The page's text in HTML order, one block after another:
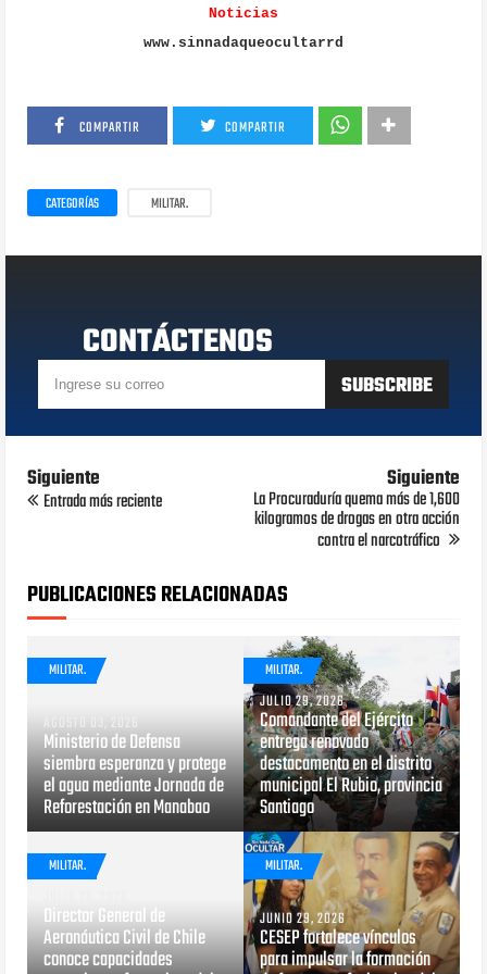
Noticias
www.sinnadaqueocultarrd
COMPARTIR COMPARTIR
CATEGORÍAS MILITAR.
CONTÁCTENOS
Siguiente
Entrada más reciente
Siguiente
La Procuraduría quema más de 1,600
kilogramos de drogas en otra acción
contra el narcotráfico
PUBLICACIONES RELACIONADAS
MILITAR.
AGOSTO 03, 2026
Ministerio de Defensa
siembra esperanza y protege
el agua mediante Jornada de
Reforestación en Manabao
MILITAR.
JULIO 29, 2026
Comandante del Ejército
entrega renovado
destacamento en el distrito
municipal El Rubio, provincia
Santiago
MILITAR.
Director General de
Aeronáutica Civil de Chile
conoce capacidades
MILITAR.
JUNIO 29, 2026
CESEP fortalece vínculos
para impulsar la formación